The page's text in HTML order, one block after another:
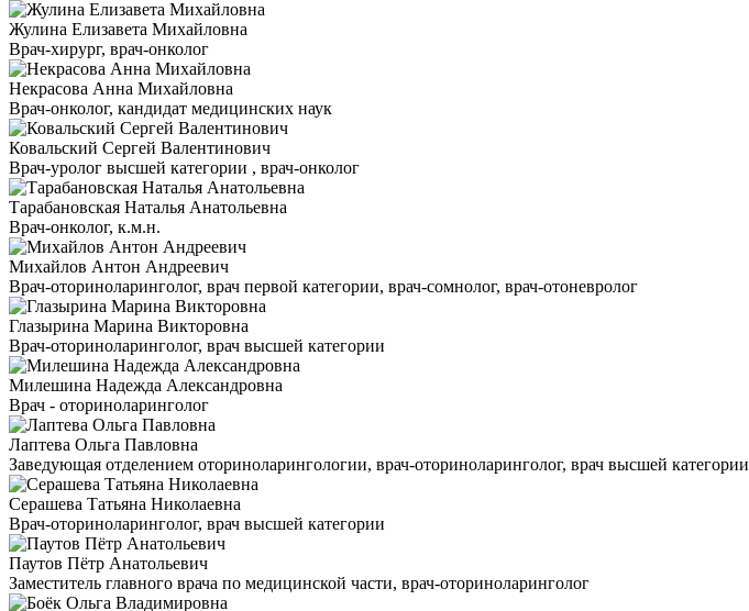
Жулина Елизавета Михайловна
Врач-хирург, врач-онколог
Некрасова Анна Михайловна
Врач-онколог, кандидат медицинских наук
Ковальский Сергей Валентинович
Врач-уролог высшей категории , врач-онколог
Тарабановская Наталья Анатольевна
Врач-онколог, к.м.н.
Михайлов Антон Андреевич
Врач-оториноларинголог, врач первой категории, врач-сомнолог, врач-отоневролог
Глазырина Марина Викторовна
Врач-оториноларинголог, врач высшей категории
Милешина Надежда Александровна
Врач - оториноларинголог
Лаптева Ольга Павловна
Заведующая отделением оториноларингологии, врач-оториноларинголог, врач высшей категории
Серашева Татьяна Николаевна
Врач-оториноларинголог, врач высшей категории
Паутов Пётр Анатольевич
Заместитель главного врача по медицинской части, врач-оториноларинголог